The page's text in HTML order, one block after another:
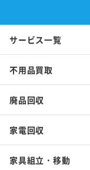
サービス一覧
不用品買取
廃品回収
家電回収
家具組立・移動